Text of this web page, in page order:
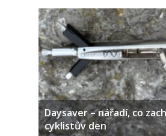
Daysaver – nářadí, co
cyklistův den